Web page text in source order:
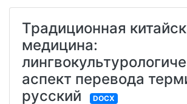
Традиционная
медицина:
аспект перевода
русский
DOCX